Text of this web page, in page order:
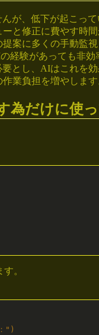
が、低下が起こって
と修正に費やす時
案に多くの手動監
経験があっても非効
とし、AIはこれを
業負担を増やします
為だけに使っ
。
")